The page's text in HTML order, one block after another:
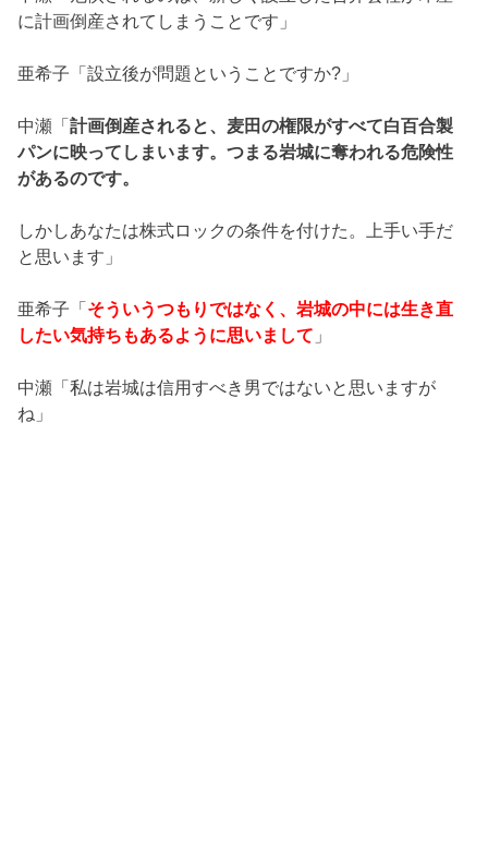
に計画倒産されてしまうことです」
亜希子「設立後が問題ということですか?」
中瀬「計画倒産されると、麦田の権限がすべて白百合製
パンに映ってしまいます。つまる岩城に奪われる危険性
があるのです。
しかしあなたは株式ロックの条件を付けた。上手い手だ
と思います」
亜希子「そういうつもりではなく、岩城の中には生き直
したい気持ちもあるように思いまして 」
中瀬「私は岩城は信用すべき男ではないと思いますが
ね」